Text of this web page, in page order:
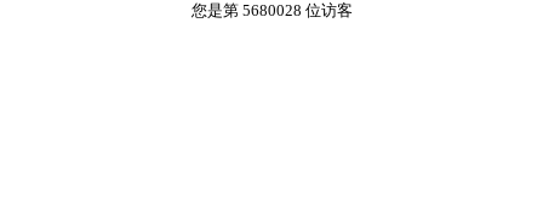
您是第 5680028 位访客